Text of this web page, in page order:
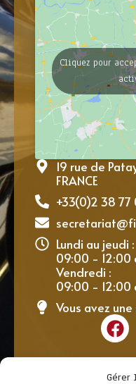
Gérer
Cliquez pour
19 rue de
FRANCE
+33(0)2 38 77
Lundi au jeudi :
09:00 - 12:00
Vendredi :
09:00 - 12:00
Vous avez